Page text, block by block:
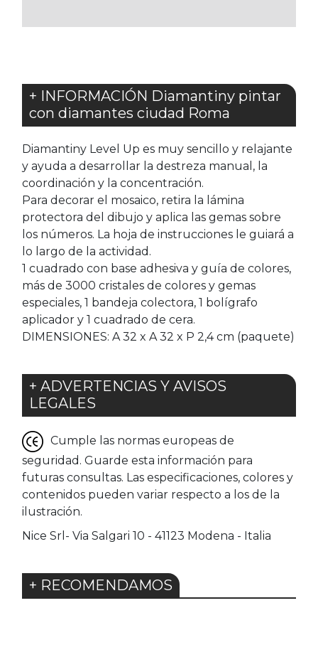
+ INFORMACIÓN Diamantiny pintar
con diamantes ciudad Roma
Diamantiny Level Up es muy sencillo y relajante
y ayuda a desarrollar la destreza manual, la
coordinación y la concentración.
Para decorar el mosaico, retira la lámina
protectora del dibujo y aplica las gemas sobre
los números. La hoja de instrucciones le guiará a
lo largo de la actividad.
1 cuadrado con base adhesiva y guía de colores,
más de 3000 cristales de colores y gemas
especiales, 1 bandeja colectora, 1 bolígrafo
aplicador y 1 cuadrado de cera.
DIMENSIONES: A 32 x A 32 x P 2,4 cm (paquete)
+ ADVERTENCIAS Y AVISOS
LEGALES
Cumple las normas europeas de
seguridad. Guarde esta información para
futuras consultas. Las especificaciones, colores y
contenidos pueden variar respecto a los de la
ilustración.
Nice Srl- Via Salgari 10 - 41123 Modena - Italia
+ RECOMENDAMOS